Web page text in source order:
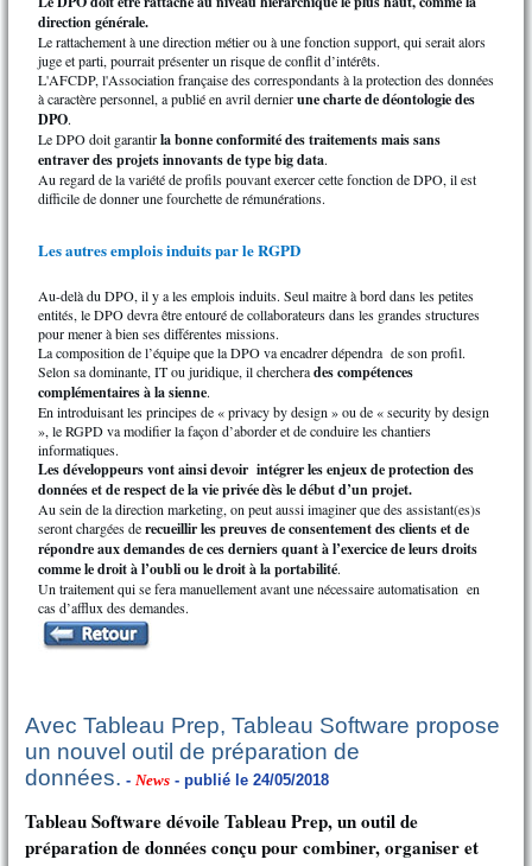
direction générale.
Le rattachement à une direction métier ou à une fonction support, qui serait alors
juge et parti, pourrait présenter un risque de conflit d’intérêts.
L'AFCDP, l'Association française des correspondants à la protection des données
à caractère personnel, a publié en avril dernierune charte de déontologie des
DPO.
Le DPO doit garantirla bonne conformité des traitements mais sans
entraver des projets innovants de type big data.
Au regard de la variété de profils pouvant exercer cette fonction de DPO, il est
difficile de donner une fourchette de rémunérations.
Les autres emplois induits par le RGPD
Au-delà du DPO, il y a les emplois induits. Seul maitre à bord dans les petites
entités, le DPO devra être entouré de collaborateurs dans les grandes structures
pour mener à bien ses différentes missions.
La composition de l’équipe que la DPO va encadrer dépendra de son profil.
Selon sa dominante, IT ou juridique, il chercherades compétences
complémentaires à la sienne.
En introduisant les principes de « privacy by design » ou de « security by design
», le RGPD va modifier la façon d’aborder et de conduire les chantiers
informatiques.
Les développeurs vont ainsi devoir intégrer les enjeux de protection des
données et de respect de la vie privée dès le début d’un projet.
Au sein de la direction marketing, on peut aussi imaginer que des assistant(es)s
seront chargées derecueillir les preuves de consentement des clients et de
répondre aux demandes de ces derniers quant à l’exercice de leurs droits
comme le droit à l’oubli ou le droit à la portabilité.
Un traitement qui se fera manuellement avant une nécessaire automatisation en
cas d’afflux des demandes.
Avec Tableau Prep, Tableau Software propose
un nouvel outil de préparation de
données. - News - publié le 24/05/2018
Tableau Software dévoile Tableau Prep, un outil de
préparation de données conçu pour combiner, organiser et